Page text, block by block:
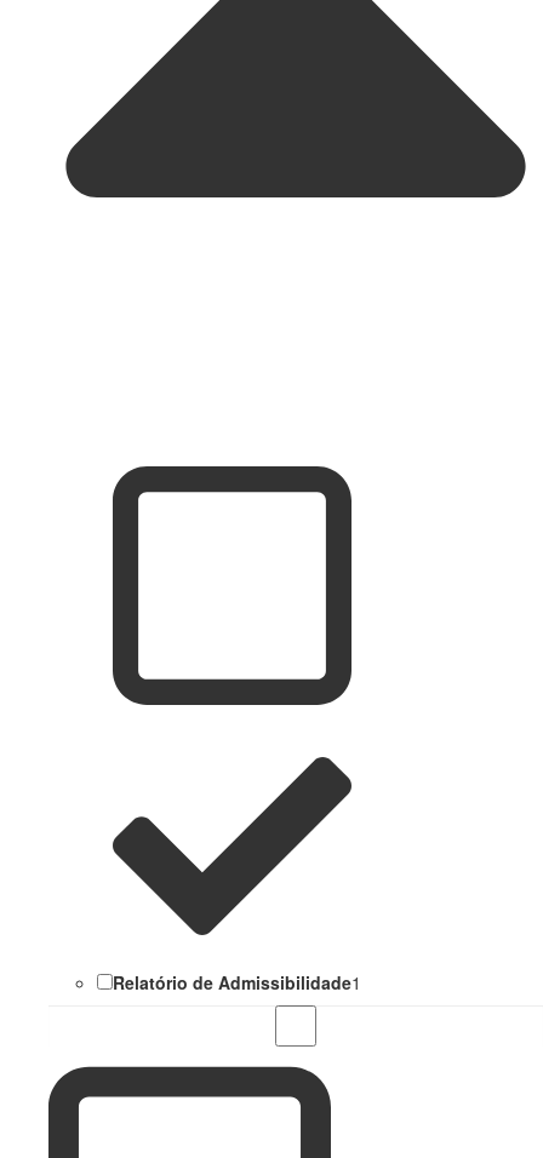
Relatório de Admissibilidade1